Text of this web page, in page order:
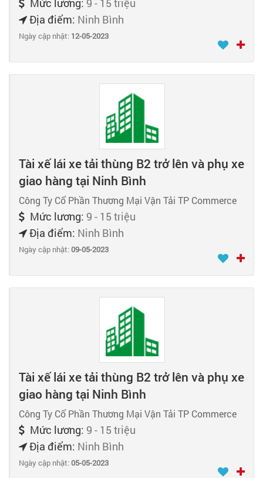
Mức lương: 9 - 15 triệu
Địa điểm: Ninh Bình
Ngày cập nhật: 12-05-2023
Tài xế lái xe tải thùng B2 trở lên và phụ xe
giao hàng tại Ninh Bình
Công Ty Cổ Phần Thương Mại Vận Tải TP Commerce
Mức lương: 9 - 15 triệu
Địa điểm: Ninh Bình
Ngày cập nhật:09-05-2023
Tài xế lái xe tải thùng B2 trở lên và phụ xe
giao hàng tại Ninh Bình
Công Ty Cổ Phần Thương Mại Vận Tải TP Commerce
Mức lương: 9 - 15 triệu
Địa điểm: Ninh Bình
Ngày cập nhật:05-05-2023